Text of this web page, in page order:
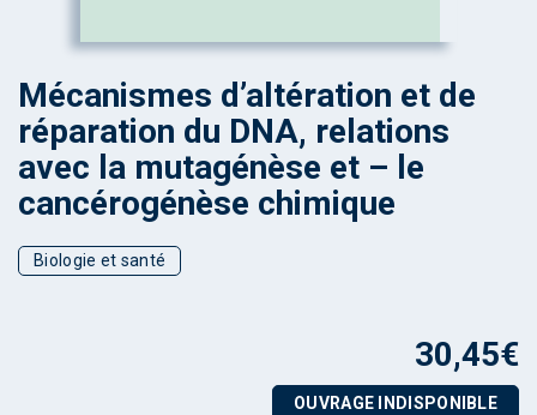
Mécanismes d’altération et de
réparation du DNA, relations
avec la mutagénèse et – le
cancérogénèse chimique
Biologie et santé
30,45€
OUVRAGE INDISPONIBLE